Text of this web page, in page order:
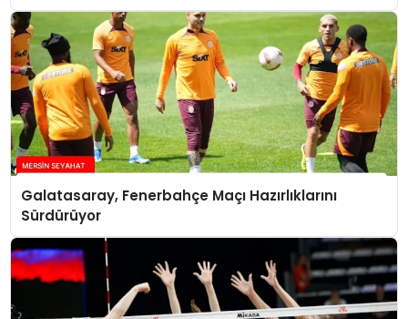
Galatasaray, Fenerbahçe Maçı Hazırlıklarını
Sürdürüyor